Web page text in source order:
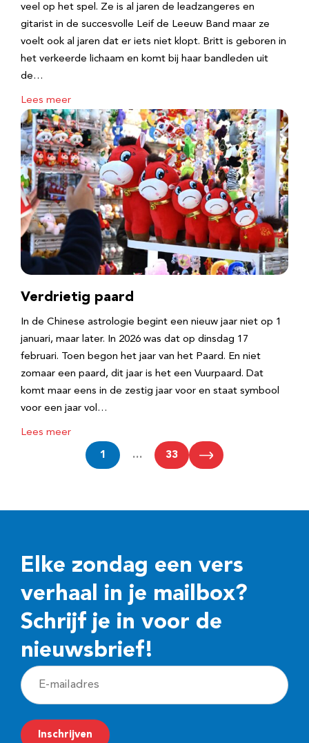
veel op het spel. Ze is al jaren de leadzangeres en
gitarist in de succesvolle Leif de Leeuw Band maar ze
voelt ook al jaren dat er iets niet klopt. Britt is geboren in
het verkeerde lichaam en komt bij haar bandleden uit
de…
Lees meer
Verdrietig paard
In de Chinese astrologie begint een nieuw jaar niet op 1
januari, maar later. In 2026 was dat op dinsdag 17
februari. Toen begon het jaar van het Paard. En niet
zomaar een paard, dit jaar is het een Vuurpaard. Dat
komt maar eens in de zestig jaar voor en staat symbool
voor een jaar vol…
Lees meer
1 … 33
Elke zondag een vers
verhaal in je mailbox?
Schrijf je in voor de
nieuwsbrief!
E
-
m
a
Inschrijven